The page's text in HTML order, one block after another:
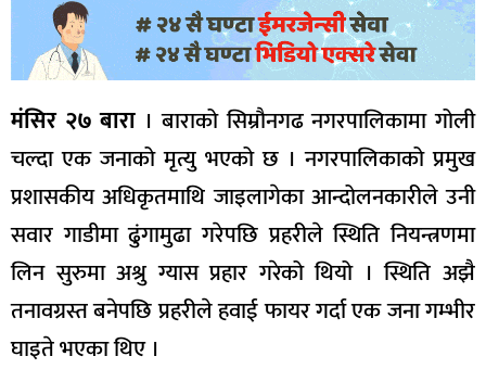
मंसिर २७ बारा । बाराको सिम्रौनगढ नगरपालिकामा गोली
चल्दा एक जनाको मृत्यु भएको छ । नगरपालिकाको प्रमुख
प्रशासकीय अधिकृतमाथि जाइलागेका आन्दोलनकारीले उनी
सवार गाडीमा ढुंगामुढा गरेपछि प्रहरीले स्थिति नियन्त्रणमा
लिन सुरुमा अश्रु ग्यास प्रहार गरेको थियो । स्थिति अझै
तनावग्रस्त बनेपछि प्रहरीले हवाई फायर गर्दा एक जना गम्भीर
घाइते भएका थिए ।